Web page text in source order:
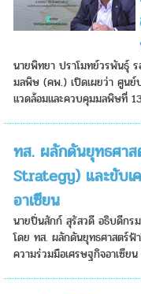
นายพิทยา ปราโมทย์วรพันธุ์
มลพิษ (คพ.) เปิดเผยว่า ศูนย์
แวดล้อมและควบคุมมลพิษที่
ทส. ผลักดันยุทธศาส
Strategy) และขับเ
อาเซียน
นายปิ่นสักก์ สุรัสวดี อธิบดีกร
โดย ทส. ผลักดันยุทธศาสตร์ฟ้
ความร่วมมือเศรษฐกิจอาเซีย